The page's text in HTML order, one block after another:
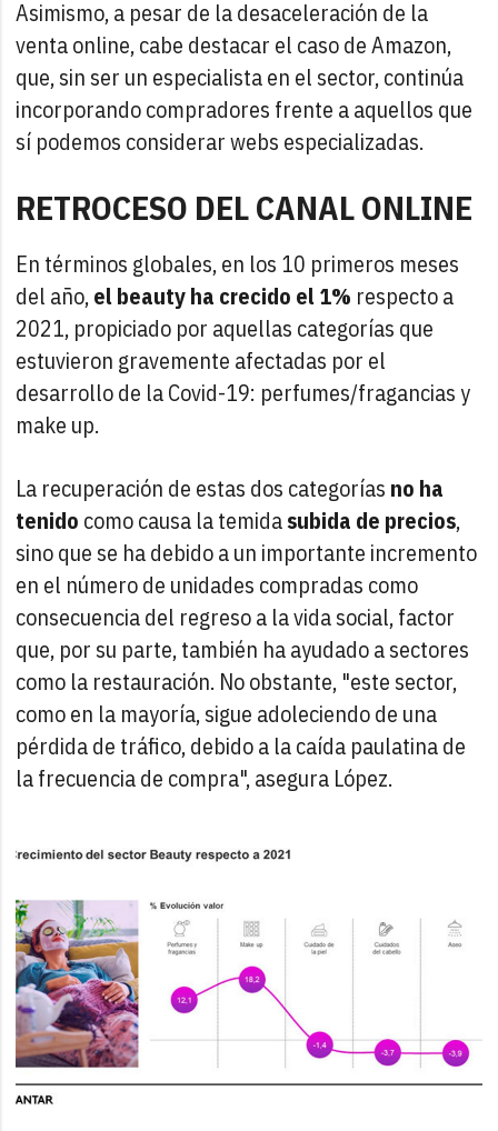
Asimismo, a pesar de la desaceleración de la
venta online, cabe destacar el caso de Amazon,
que, sin ser un especialista en el sector, continúa
incorporando compradores frente a aquellos que
sí podemos considerar webs especializadas.
RETROCESO DEL CANAL ONLINE
En términos globales, en los 10 primeros meses
del año,el beauty ha crecido el 1% respecto a
2021, propiciado por aquellas categorías que
estuvieron gravemente afectadas por el
desarrollo de la Covid-19: perfumes/fragancias y
make up.
La recuperación de estas dos categorías no ha
tenido como causa la temidasubida de precios,
sino que se ha debido a un importante incremento
en el número de unidades compradas como
consecuencia del regreso a la vida social, factor
que, por su parte, también ha ayudado a sectores
como la restauración. No obstante, "este sector,
como en la mayoría, sigue adoleciendo de una
pérdida de tráfico, debido a la caída paulatina de
la frecuencia de compra", asegura López.